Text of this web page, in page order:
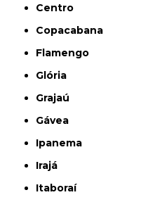
Centro
Copacabana
Flamengo
Glória
Grajaú
Gávea
Ipanema
Irajá
Itaboraí